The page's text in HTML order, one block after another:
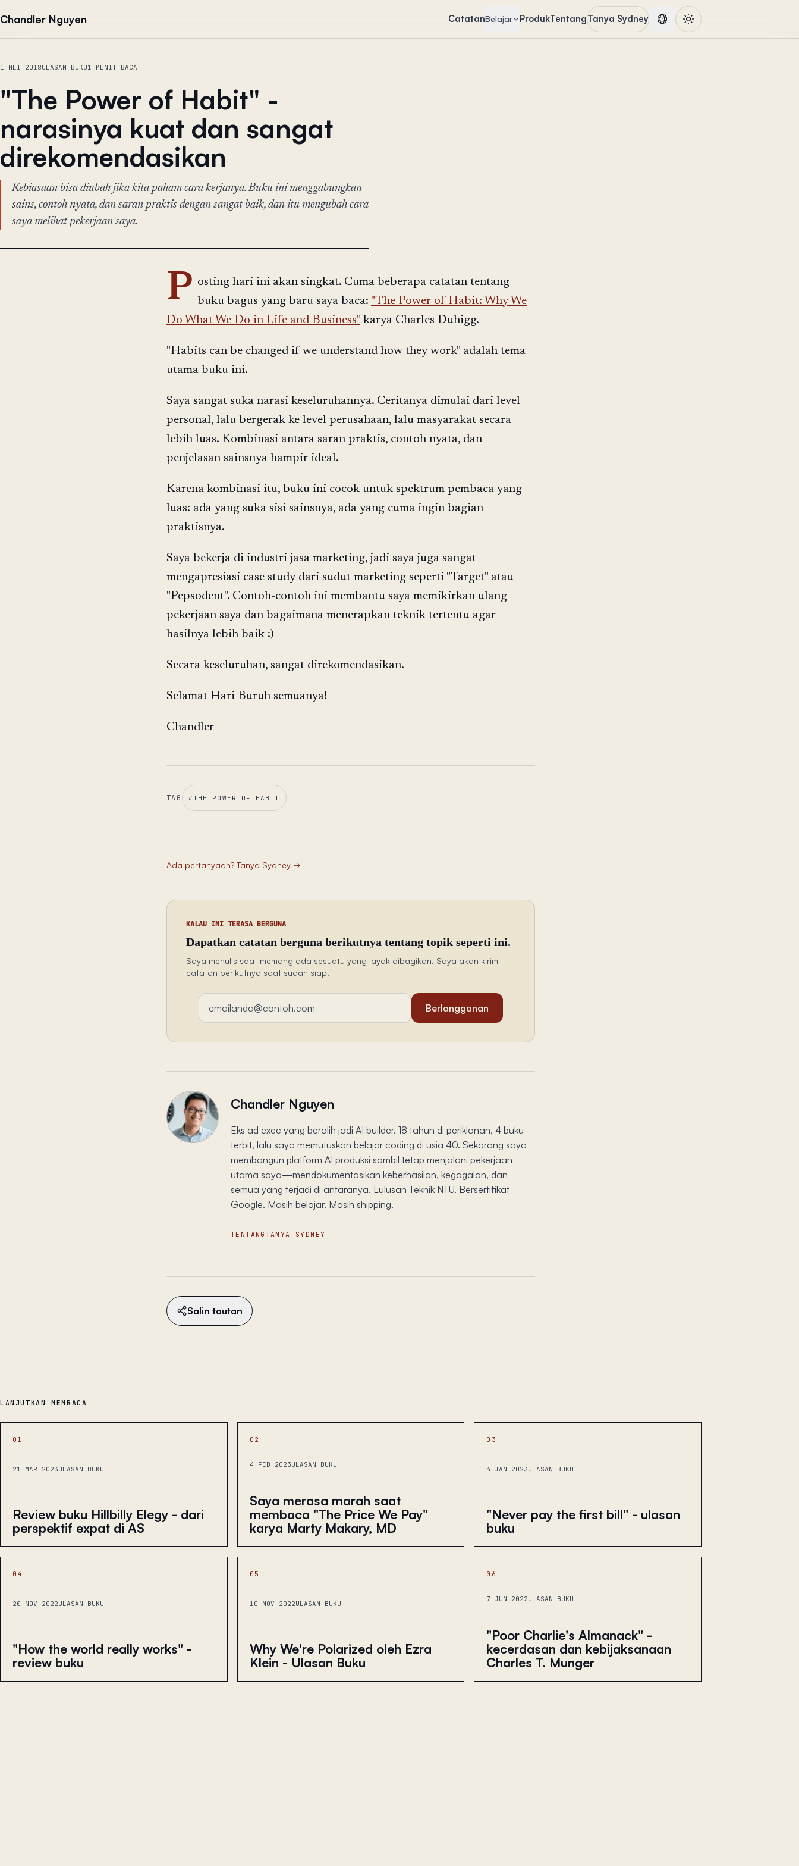
Chandler Nguyen CatatanBelajar ProdukTentangTanya Sydney
1 MEI 2018ULASAN BUKU1 MENIT BACA
"The Power of Habit" -
narasinya kuat dan sangat
direkomendasikan
Kebiasaan bisa diubah jika kita paham cara kerjanya. Buku ini menggabungkan
sains, contoh nyata, dan saran praktis dengan sangat baik, dan itu mengubah cara
saya melihat pekerjaan saya.
P osting hari ini akan singkat. Cuma beberapa catatan tentang
buku bagus yang baru saya baca: "The Power of Habit: Why We
Do What We Do in Life and Business" karya Charles Duhigg.
"Habits can be changed if we understand how they work" adalah tema
utama buku ini.
Saya sangat suka narasi keseluruhannya. Ceritanya dimulai dari level
personal, lalu bergerak ke level perusahaan, lalu masyarakat secara
lebih luas. Kombinasi antara saran praktis, contoh nyata, dan
penjelasan sainsnya hampir ideal.
Karena kombinasi itu, buku ini cocok untuk spektrum pembaca yang
luas: ada yang suka sisi sainsnya, ada yang cuma ingin bagian
praktisnya.
Saya bekerja di industri jasa marketing, jadi saya juga sangat
mengapresiasi case study dari sudut marketing seperti "Target" atau
"Pepsodent". Contoh-contoh ini membantu saya memikirkan ulang
pekerjaan saya dan bagaimana menerapkan teknik tertentu agar
hasilnya lebih baik :)
Secara keseluruhan, sangat direkomendasikan.
Selamat Hari Buruh semuanya!
Chandler
TAG #THE POWER OF HABIT
Ada pertanyaan? Tanya Sydney →
KALAU INI TERASA BERGUNA
Dapatkan catatan berguna berikutnya tentang topik seperti ini.
Saya menulis saat memang ada sesuatu yang layak dibagikan. Saya akan kirim
catatan berikutnya saat sudah siap.
Alamat email
Berlangganan
Chandler Nguyen
Eks ad exec yang beralih jadi AI builder. 18 tahun di periklanan, 4 buku
terbit, lalu saya memutuskan belajar coding di usia 40. Sekarang saya
membangun platform AI produksi sambil tetap menjalani pekerjaan
utama saya—mendokumentasikan keberhasilan, kegagalan, dan
semua yang terjadi di antaranya. Lulusan Teknik NTU. Bersertifikat
Google. Masih belajar. Masih shipping.
TENTANG TANYA SYDNEY
Salin tautan
LANJUTKAN MEMBACA
01
21 MAR 2023ULASAN BUKU
Review buku Hillbilly Elegy - dari
perspektif expat di AS
02
4 FEB 2023ULASAN BUKU
Saya merasa marah saat
membaca "The Price We Pay"
karya Marty Makary, MD
03
4 JAN 2023ULASAN BUKU
"Never pay the first bill" - ulasan
buku
04
20 NOV 2022ULASAN BUKU
"How the world really works" -
review buku
05
10 NOV 2022ULASAN BUKU
Why We're Polarized oleh Ezra
Klein - Ulasan Buku
06
7 JUN 2022ULASAN BUKU
"Poor Charlie's Almanack" -
kecerdasan dan kebijaksanaan
Charles T. Munger